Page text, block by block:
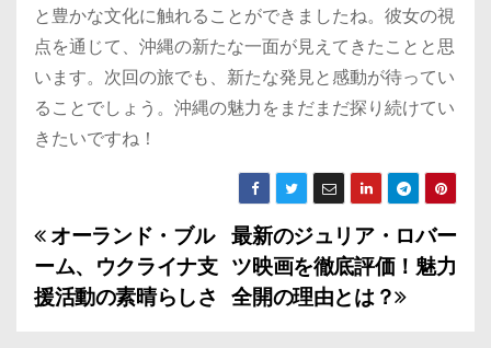
と豊かな文化に触れることができましたね。彼女の視
点を通じて、沖縄の新たな一面が見えてきたことと思
います。次回の旅でも、新たな発見と感動が待ってい
ることでしょう。沖縄の魅力をまだまだ探り続けてい
きたいですね！
投
稿
最新のジュリア・ロバー
ツ映画を徹底評価！魅力
全開の理由とは？
オーランド・ブル
ーム、ウクライナ支
援活動の素晴らしさ